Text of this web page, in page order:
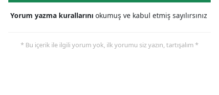
Yorum yazma kurallarını okumuş ve kabul etmiş sayılırsınız
* Bu içerik ile ilgili yorum yok, ilk yorumu siz yazın, tartışalım *